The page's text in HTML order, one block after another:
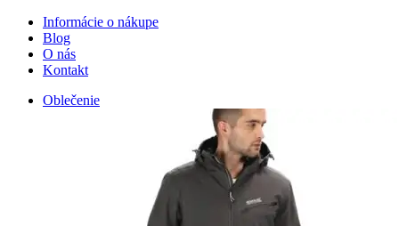
Informácie o nákupe
Blog
O nás
Kontakt
Oblečenie